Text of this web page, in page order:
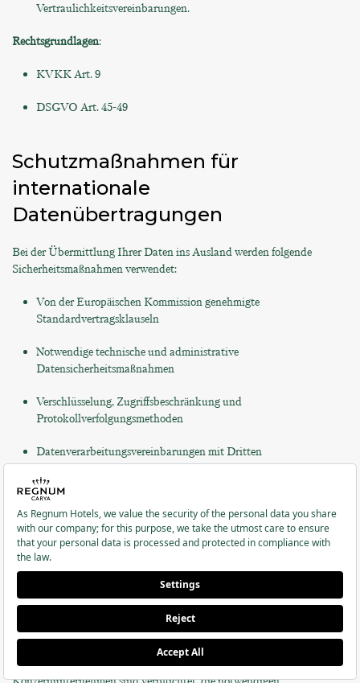
Vertraulichkeitsvereinbarungen.
Rechtsgrundlagen:
KVKK Art. 9
DSGVO Art. 45-49
Schutzmaßnahmen für
internationale
Datenübertragungen
Bei der Übermittlung Ihrer Daten ins Ausland werden folgende
Sicherheitsmaßnahmen verwendet:
Von der Europäischen Kommission genehmigte
Standardvertragsklauseln
Notwendige technische und administrative
Datensicherheitsmaßnahmen
Verschlüsselung, Zugriffsbeschränkung und
Protokollverfolgungsmethoden
Datenverarbeitungsvereinbarungen mit Dritten
Datenübermittlung an
Gruppenunternehmen und
Tochtergesellschaften
Ihre personenbezogenen Daten können im Einklang mit den oben
genannten Datenverarbeitungszwecken an Unternehmen
weitergegeben werden, die Dienstleistungen unter der Marke Regnum
Hotels anbieten oder zur selben Unternehmensgruppe gehören. Dabei
gelten die gleichen Datenschutzrichtlinien und alle